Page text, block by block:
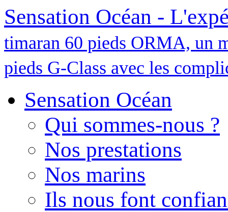
Sensation Océan -
timaran 60 pieds ORMA, un
pieds G-Class avec les
Sensation Océan
Qui sommes-nous ?
Nos prestations
Nos marins
Ils nous font